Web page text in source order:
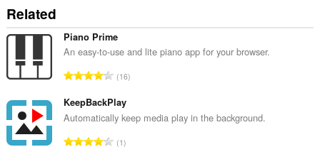
Related
Piano Prime
An easy-to-use and lite piano app for your browser.
U
u
p
16
KeepBackPlay
Automatically keep media play in the background.
U1